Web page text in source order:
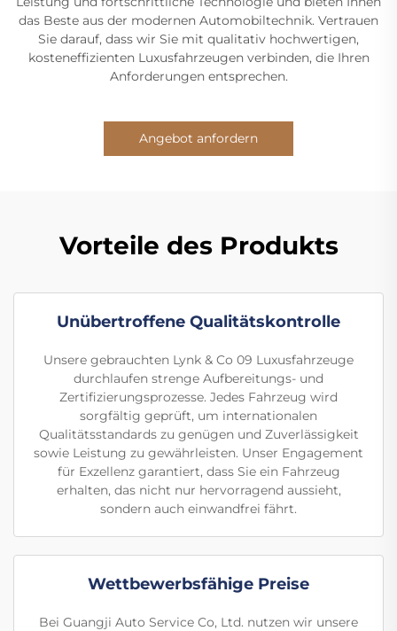
das Beste aus der modernen Automobiltechnik. Vertrauen
Sie darauf, dass wir Sie mit qualitativ hochwertigen,
kosteneffizienten Luxusfahrzeugen verbinden, die Ihren
Anforderungen entsprechen.
Angebot anfordern
Vorteile des Produkts
Unübertroffene Qualitätskontrolle
Unsere gebrauchten Lynk & Co 09 Luxusfahrzeuge
durchlaufen strenge Aufbereitungs- und
Zertifizierungsprozesse. Jedes Fahrzeug wird
sorgfältig geprüft, um internationalen
Qualitätsstandards zu genügen und Zuverlässigkeit
sowie Leistung zu gewährleisten. Unser Engagement
für Exzellenz garantiert, dass Sie ein Fahrzeug
erhalten, das nicht nur hervorragend aussieht,
sondern auch einwandfrei fährt.
Wettbewerbsfähige Preise
Bei Guangji Auto Service Co, Ltd. nutzen wir unsere